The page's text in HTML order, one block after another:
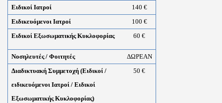
Ειδικοί Ιατροί
140 €
Ειδικευόμενοι Ιατροί
100 €
Ειδικοί Εξωσωματικής Κυκλοφορίας
60 €
Νοσηλευτές / Φοιτητές
ΔΩΡΕΑΝ
Διαδικτυακή Συμμετοχή (Ειδικοί /
ειδικευόμενοι Ιατροί / Ειδικοί
Εξωσωματικής Κυκλοφορίας)
50 €